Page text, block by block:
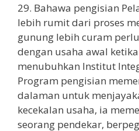
29. Bahawa pengisian
lebih rumit dari proses
gunung lebih curam
dengan usaha awal
menubuhkan Institut
Program pengisian
dalaman untuk
kecekalan usaha, ia
seorang pendekar,